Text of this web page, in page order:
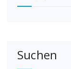
Suchen